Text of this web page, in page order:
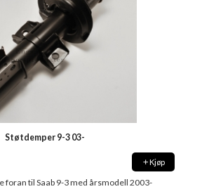
Støtdemper 9-3 03-
Kjøp
foran til Saab 9-3 med årsmodell 2003-